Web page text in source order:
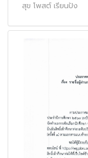
สุข โพสต์ เรียนปัง